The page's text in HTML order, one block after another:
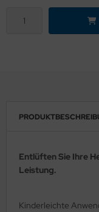
Entlüften Sie Ihre
Leistung.
Kinderleichte